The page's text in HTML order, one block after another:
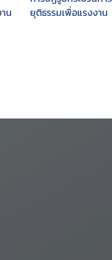
น
ยุติธรรมเพื่อแรงงาน